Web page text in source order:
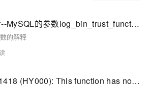
MySQL 8 OCP备考--MySQL的参数log_bin_trust_function_creators和binlog的关系真绕呀！
的解释
MySQL：ERROR 1418 (HY000): This function has none of DETERMINISTIC, NO SQL, or READS SQL DATA